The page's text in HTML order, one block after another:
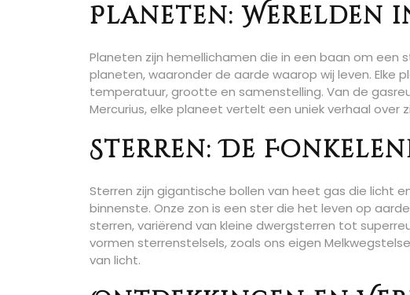
Planeten: Werelden
Planeten zijn hemellichamen die in een baan om een
planeten, waaronder de aarde waarop wij leven.
temperatuur, grootte en samenstelling. Van de
Mercurius, elke planeet vertelt een uniek verhaal over
Sterren: De
Sterren zijn gigantische bollen van heet gas die licht
binnenste. Onze zon is een ster die het leven op
sterren, variërend van kleine dwergsterren tot
vormen sterrenstelsels, zoals ons eigen
van licht.